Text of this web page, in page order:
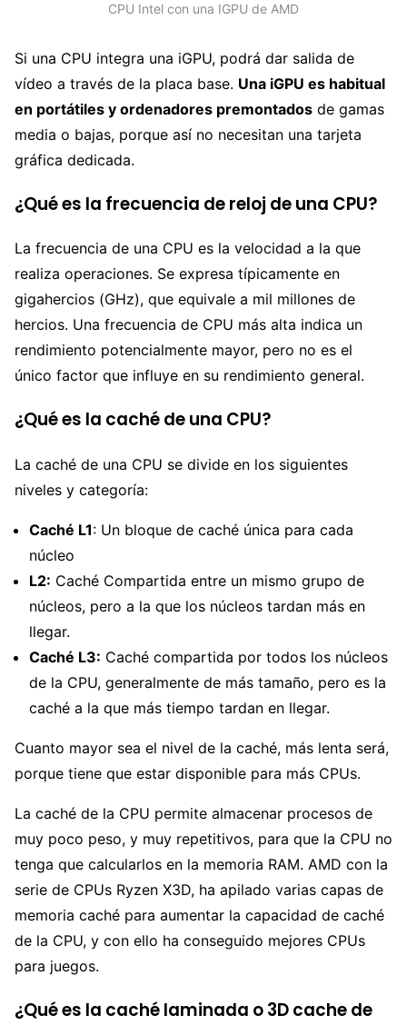
CPU Intel con una IGPU de AMD
Si una CPU integra una iGPU, podrá dar salida de
vídeo a través de la placa base. Una iGPU es habitual
en portátiles y ordenadores premontados de gamas
media o bajas, porque así no necesitan una tarjeta
gráfica dedicada.
¿Qué es la frecuencia de reloj de una CPU?
La frecuencia de una CPU es la velocidad a la que
realiza operaciones. Se expresa típicamente en
gigahercios (GHz), que equivale a mil millones de
hercios. Una frecuencia de CPU más alta indica un
rendimiento potencialmente mayor, pero no es el
único factor que influye en su rendimiento general.
¿Qué es la caché de una CPU?
La caché de una CPU se divide en los siguientes
niveles y categoría:
Caché L1: Un bloque de caché única para cada
núcleo
L2: Caché Compartida entre un mismo grupo de
núcleos, pero a la que los núcleos tardan más en
llegar.
Caché L3: Caché compartida por todos los núcleos
de la CPU, generalmente de más tamaño, pero es la
caché a la que más tiempo tardan en llegar.
Cuanto mayor sea el nivel de la caché, más lenta será,
porque tiene que estar disponible para más CPUs.
La caché de la CPU permite almacenar procesos de
muy poco peso, y muy repetitivos, para que la CPU no
tenga que calcularlos en la memoria RAM. AMD con la
serie de CPUs Ryzen X3D, ha apilado varias capas de
memoria caché para aumentar la capacidad de caché
de la CPU, y con ello ha conseguido mejores CPUs
para juegos.
¿Qué es la caché laminada o 3D cache de